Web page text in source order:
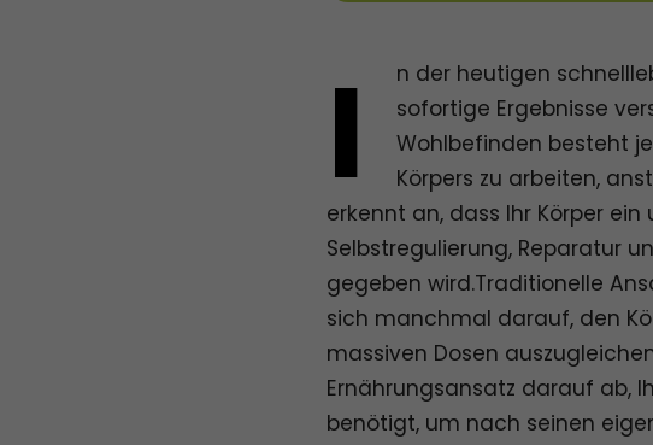
I
n der heutigen
sofortige Ergebnisse
Wohlbefinden besteht
Körpers zu arbeiten,
erkennt an, dass Ihr Körper
Selbstregulierung, Reparatur
gegeben wird.Traditionelle
sich manchmal darauf, den
massiven Dosen
Ernährungsansatz darauf ab,
benötigt, um nach seinen